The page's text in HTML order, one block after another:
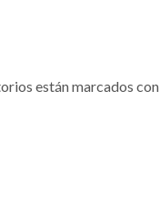
están marcados con